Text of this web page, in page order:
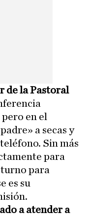
de la Pastoral
en el
a secas y
Sin más
para
para
es su
a atender a